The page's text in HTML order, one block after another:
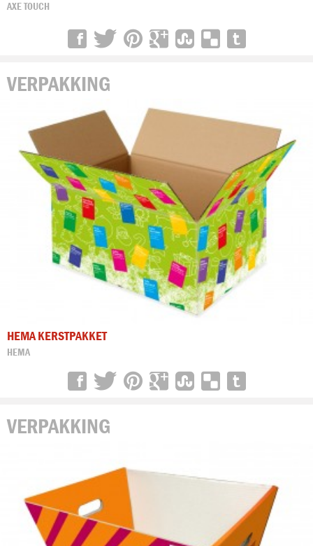
AXE TOUCH
VERPAKKING
HEMA KERSTPAKKET
HEMA
VERPAKKING